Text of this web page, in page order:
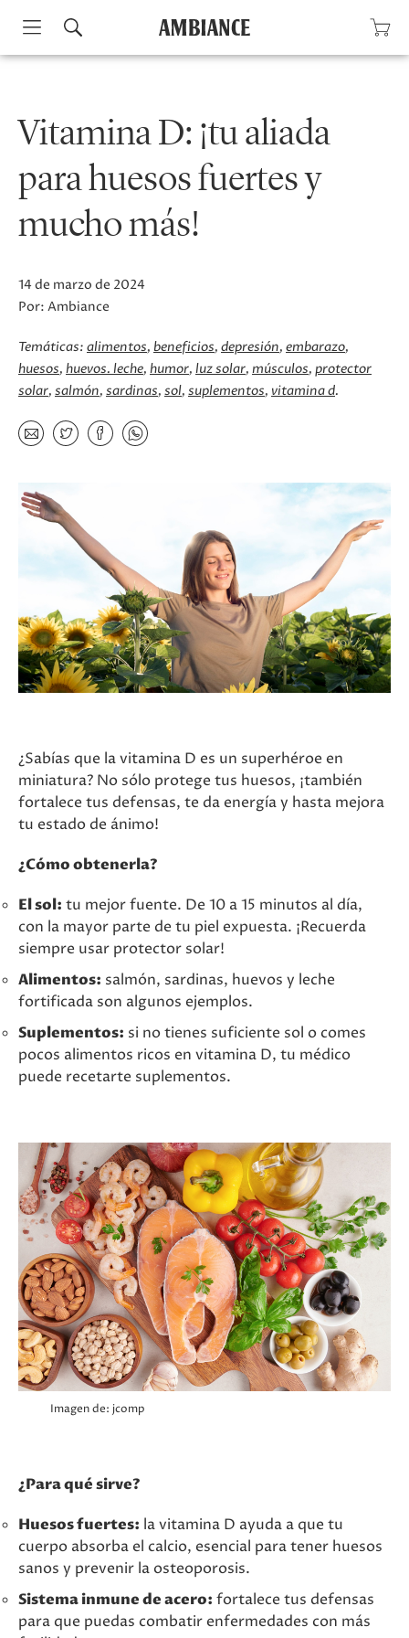
Skip
Vitamina D: ¡tu aliada
para huesos fuertes y
mucho más!
14 de marzo de 2024
Por: Ambiance
Temáticas: alimentos beneficios depresión embarazo
huesos huevos. leche humor luz solar músculos protector
solar salmón sardinas sol suplementos vitamina d
¿Sabías que la vitamina D es un superhéroe en
miniatura? No sólo protege tus huesos, ¡también
fortalece tus defensas, te da energía y hasta mejora
tu estado de ánimo!
¿Cómo obtenerla?
El sol: tu mejor fuente. De 10 a 15 minutos al día,
con la mayor parte de tu piel expuesta. ¡Recuerda
siempre usar protector solar!
Alimentos: salmón, sardinas, huevos y leche
fortificada son algunos ejemplos.
Suplementos: si no tienes suficiente sol o comes
pocos alimentos ricos en vitamina D, tu médico
puede recetarte suplementos.
Imagen de: jcomp
¿Para qué sirve?
Huesos fuertes: la vitamina D ayuda a que tu
cuerpo absorba el calcio, esencial para tener huesos
sanos y prevenir la osteoporosis.
Sistema inmune de acero: fortalece tus defensas
para que puedas combatir enfermedades con más